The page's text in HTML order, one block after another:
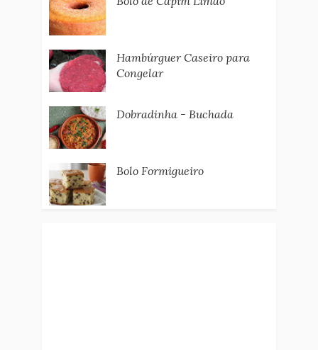
Hambúrguer Caseiro para
Congelar
Dobradinha - Buchada
Bolo Formigueiro